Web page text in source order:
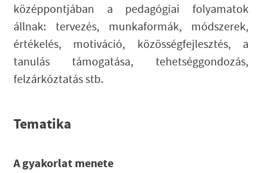
középpontjában a pedagógiai folyamatok
állnak: tervezés, munkaformák, módszerek,
értékelés, motiváció, közösségfejlesztés, a
tanulás támogatása, tehetséggondozás,
felzárkóztatás stb.
Tematika
A gyakorlat menete